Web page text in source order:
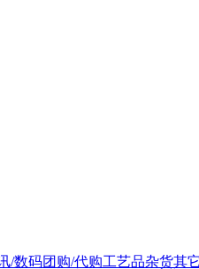
/数码团购/代购工艺品杂货其它